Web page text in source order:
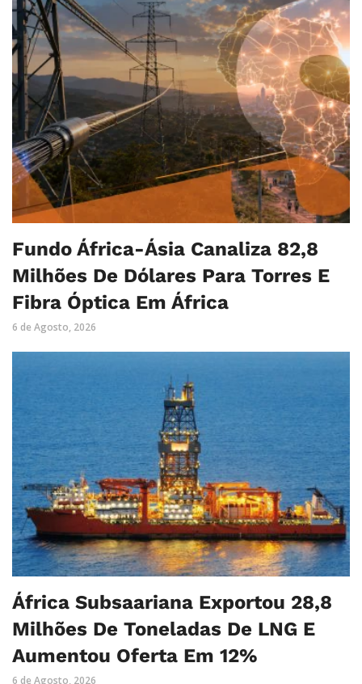
Fundo África-Ásia Canaliza 82,8
Milhões De Dólares Para Torres E
Fibra Óptica Em África
6 de Agosto, 2026
África Subsaariana Exportou 28,8
Milhões De Toneladas De LNG E
Aumentou Oferta Em 12%
6 de Agosto, 2026